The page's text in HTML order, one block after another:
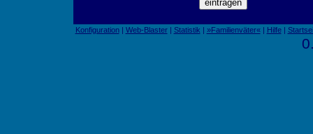
Konfiguration| Web-Blaster| Statistik | »Familienväter«| Hilfe|